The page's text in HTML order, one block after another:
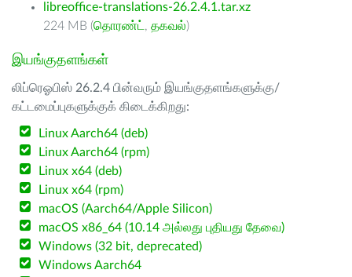
libreoffice-translations-26.2.4.1.tar.xz
224 MB (தொரண்ட் , தகவல்)
இயங்குதளங்கள்
லிப்ரெஓபிஸ் 26.2.4 பின்வரும் இயங்குதளங்களுக்கு/
கட்டமைப்புகளுக்குக் கிடைக்கிறது:
Linux Aarch64 (deb)
Linux Aarch64 (rpm)
Linux x64 (deb)
Linux x64 (rpm)
macOS (Aarch64/Apple Silicon)
macOS x86_64 (10.14 அல்லது புதியது தேவை)
Windows (32 bit, deprecated)
Windows Aarch64